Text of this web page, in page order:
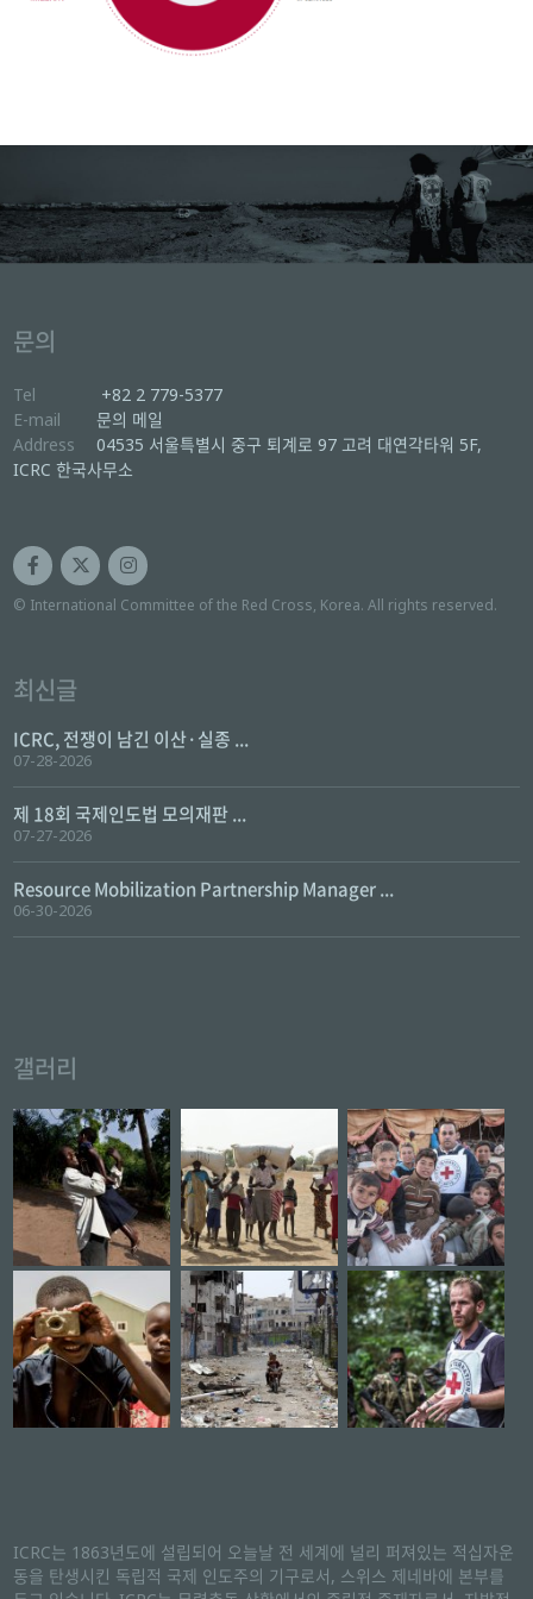
문의
Tel
+82 2 779-5377
E-mail
문의 메일
Address
04535 서울특별시 중구 퇴계로 97 고려 대연각타워 5F,
ICRC 한국사무소
© International Committee of the Red Cross, Korea. All rights reserved.
최신글
ICRC, 전쟁이 남긴 이산·실종 ...
07-28-2026
제 18회 국제인도법 모의재판 ...
07-27-2026
Resource Mobilization Partnership Manager ...
06-30-2026
갤러리
ICRC는 1863년도에 설립되어 오늘날 전 세계에 널리 퍼져있는 적십자운
동을 탄생시킨 독립적 국제 인도주의 기구로서, 스위스 제네바에 본부를